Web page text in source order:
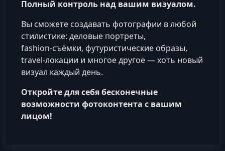
Полный контроль над вашим визуалом.
Вы сможете создавать фотографии в любой
стилистике: деловые портреты,
fashion‑съёмки, футуристические образы,
travel‑локации и многое другое — хоть новый
визуал каждый день.
Откройте для себя бесконечные
возможности фотоконтента с вашим
лицом!